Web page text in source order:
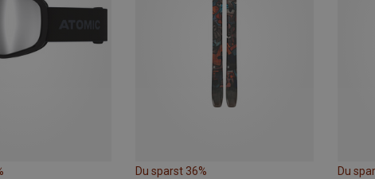
Du sparst 36% Du